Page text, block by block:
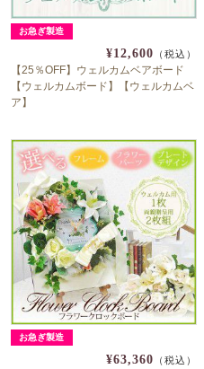
お急ぎ製造
¥12,600 （税込）
【25％OFF】ウェルカムベアボード
【ウェルカムボード】【ウェルカムベ
ア】
お急ぎ製造
¥63,360 （税込）